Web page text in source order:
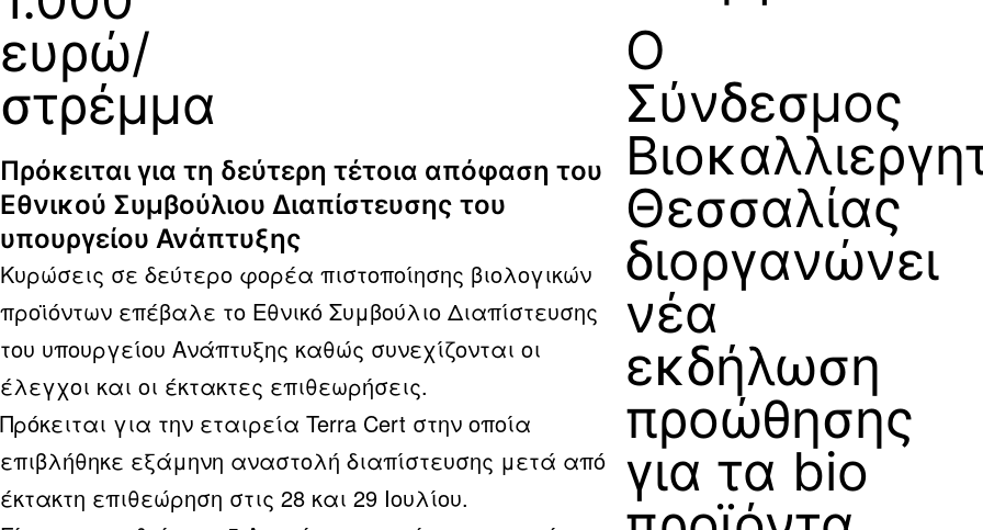
ευρώ/
στρέμμα
Πρόκειται για τη δεύτερη τέτοια απόφαση του
Εθνικού Συμβούλιου Διαπίστευσης του
υπουργείου Ανάπτυξης
Kυρώσεις σε δεύτερο φορέα πιστοποίησης βιολογικών
προϊόντων επέβαλε το Εθνικό Συμβούλιο Διαπίστευσης
του υπουργείου Ανάπτυξης καθώς συνεχίζονται οι
έλεγχοι και οι έκτακτες επιθεωρήσεις.
Πρόκειται για την εταιρεία Terra Cert στην οποία
επιβλήθηκε εξάμηνη αναστολή διαπίστευσης μετά από
έκτακτη επιθεώρηση στις 28 και 29 Ιουλίου.
Ο
Σύνδεσμος
Θεσσαλίας
διοργανώνει
νέα
εκδήλωση
προώθησης
για τα bio